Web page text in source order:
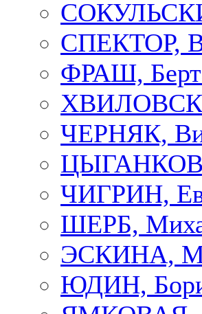
СПЕКТОР,
ФРАШ,
ЧЕРНЯК,
ЦЫГАНКОВ,
ЧИГРИН,
ШЕРБ,
ЭСКИНА,
ЮДИН,